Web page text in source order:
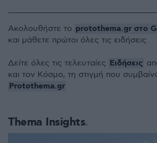
Thema Insights
Ακολουθήστε το protothema.gr στο
και μάθετε πρώτοι όλες τις ειδήσεις
Δείτε όλες τις τελευταίες Ειδήσεις
και τον Κόσμο, τη στιγμή που
Protothema.gr